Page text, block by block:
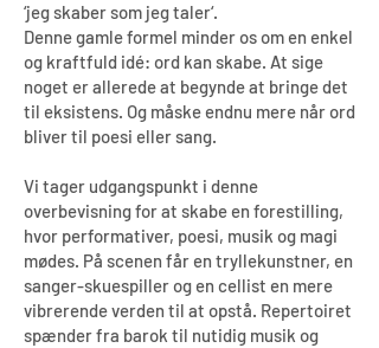
‘jeg skaber som jeg taler‘.
Denne gamle formel minder os om en enkel
og kraftfuld idé: ord kan skabe. At sige
noget er allerede at begynde at bringe det
til eksistens. Og måske endnu mere når ord
bliver til poesi eller sang.
Vi tager udgangspunkt i denne
overbevisning for at skabe en forestilling,
hvor performativer, poesi, musik og magi
mødes. På scenen får en tryllekunstner, en
sanger-skuespiller og en cellist en mere
vibrerende verden til at opstå. Repertoiret
spænder fra barok til nutidig musik og